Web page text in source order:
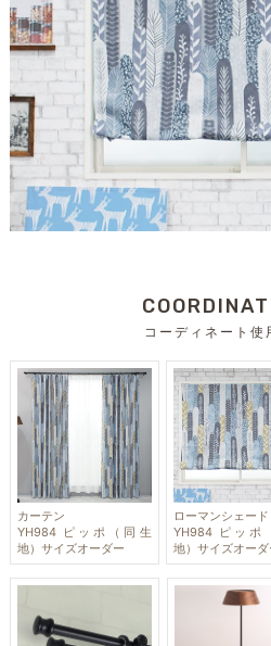
コーディネート使
カーテン
YH984 ピッポ（同生
地）サイズオーダー
ローマンシェード
YH984 ピッポ
地）サイズオーダ